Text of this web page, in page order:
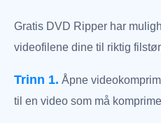
Gratis DVD Ripper har
videofilene dine til riktig
Trinn 1. Åpne
til en video som må